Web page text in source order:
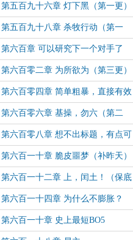
更)
第五百九十六章 灯下黑（第一更）
第五百九十八章 杀牧行动（第一
更）
第六百章 可以研究下一个对手了
（第一更）
第六百零二章 为所欲为（第三更）
第六百零四章 简单粗暴，直接有效
（第二更）
第六百零六章 基操，勿六（第二
更）
第六百零八章 想不出标题，有点可
惜吧（第二更）
第六百一十章 脆皮噩梦（补昨天）
第六百一十二章 上，闰土！（保底
2）
第六百一十四章 为什么不膨胀？
第六百一十章 史上最短BO5